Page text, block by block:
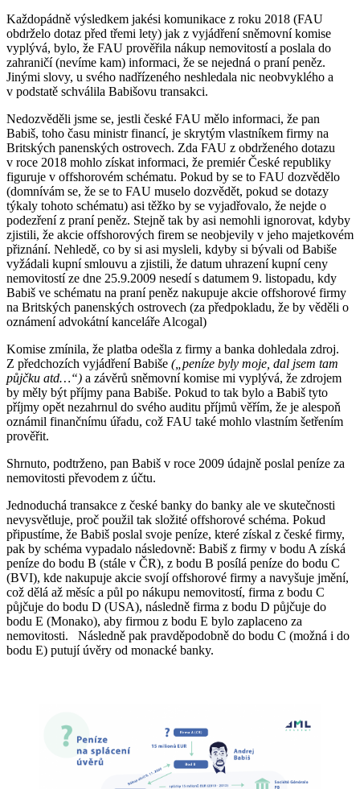
Každopádně výsledkem jakési komunikace z roku 2018 (FAU
obdrželo dotaz před třemi lety) jak z vyjádření sněmovní komise
vyplývá, bylo, že FAU prověřila nákup nemovitostí a poslala do
zahraničí (nevíme kam) informaci, že se nejedná o praní peněz.
Jinými slovy, u svého nadřízeného neshledala nic neobvyklého a
v podstatě schválila Babišovu transakci.
Nedozvěděli jsme se, jestli české FAU mělo informaci, že pan
Babiš, toho času ministr financí, je skrytým vlastníkem firmy na
Britských panenských ostrovech. Zda FAU z obdrženého dotazu
v roce 2018 mohlo získat informaci, že premiér České republiky
figuruje v offshorovém schématu. Pokud by se to FAU dozvědělo
(domnívám se, že se to FAU muselo dozvědět, pokud se dotazy
týkaly tohoto schématu) asi těžko by se vyjadřovalo, že nejde o
podezření z praní peněz. Stejně tak by asi nemohli ignorovat, kdyby
zjistili, že akcie offshorových firem se neobjevily v jeho majetkovém
přiznání. Nehledě, co by si asi mysleli, kdyby si bývali od Babiše
vyžádali kupní smlouvu a zjistili, že datum uhrazení kupní ceny
nemovitostí ze dne 25.9.2009 nesedí s datumem 9. listopadu, kdy
Babiš ve schématu na praní peněz nakupuje akcie offshorové firmy
na Britských panenských ostrovech (za předpokladu, že by věděli o
oznámení advokátní kanceláře Alcogal)
Komise zmínila, že platba odešla z firmy a banka dohledala zdroj.
Z předchozích vyjádření Babiše („peníze byly moje, dal jsem tam
půjčku atd…“) a závěrů sněmovní komise mi vyplývá, že zdrojem
by měly být příjmy pana Babiše. Pokud to tak bylo a Babiš tyto
příjmy opět nezahrnul do svého auditu příjmů věřím, že je alespoň
oznámil finančnímu úřadu, což FAU také mohlo vlastním šetřením
prověřit.
Shrnuto, podtrženo, pan Babiš v roce 2009 údajně poslal peníze za
nemovitosti převodem z účtu.
Jednoduchá transakce z české banky do banky ale ve skutečnosti
nevysvětluje, proč použil tak složité offshorové schéma. Pokud
připustíme, že Babiš poslal svoje peníze, které získal z české firmy,
pak by schéma vypadalo následovně: Babiš z firmy v bodu A získá
peníze do bodu B (stále v ČR), z bodu B posílá peníze do bodu C
(BVI), kde nakupuje akcie svojí offshorové firmy a navyšuje jmění,
což dělá až měsíc a půl po nákupu nemovitostí, firma z bodu C
půjčuje do bodu D (USA), následně firma z bodu D půjčuje do
bodu E (Monako), aby firmou z bodu E bylo zaplaceno za
nemovitosti. Následně pak pravděpodobně do bodu C (možná i do
bodu E) putují úvěry od monacké banky.